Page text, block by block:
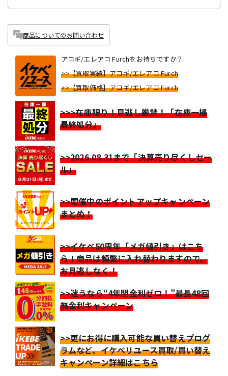
商品についてのお問い合わせ
アコギ/エレアコ Furchをお持ちですか？
>>【買取実績】アコギ/エレアコ Furch
>>【買取価格】アコギ/エレアコ Furch
>>>在庫限り！見逃し厳禁！「在庫一掃
最終処分」
>>2026.08.31まで「決算売り尽くしセー
ル」
>>開催中のポイントアップキャンペーン
まとめ！
>>イケベ50周年「メガ値引き」はこち
ら！商品は頻繁に入れ替わりますので、
お見逃しなく！
>>迷うなら“4年間金利ゼロ！”最長48回
無金利キャンペーン
>>更にお得に購入可能な買い替えプログ
ラムなど、イケベリユース買取/買い替え
キャンペーン詳細はこちら